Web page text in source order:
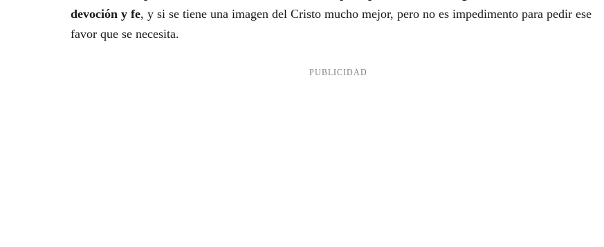
devoción y fe, y si se tiene una imagen del Cristo mucho mejor, pero no es impedimento para pedir ese
favor que se necesita.